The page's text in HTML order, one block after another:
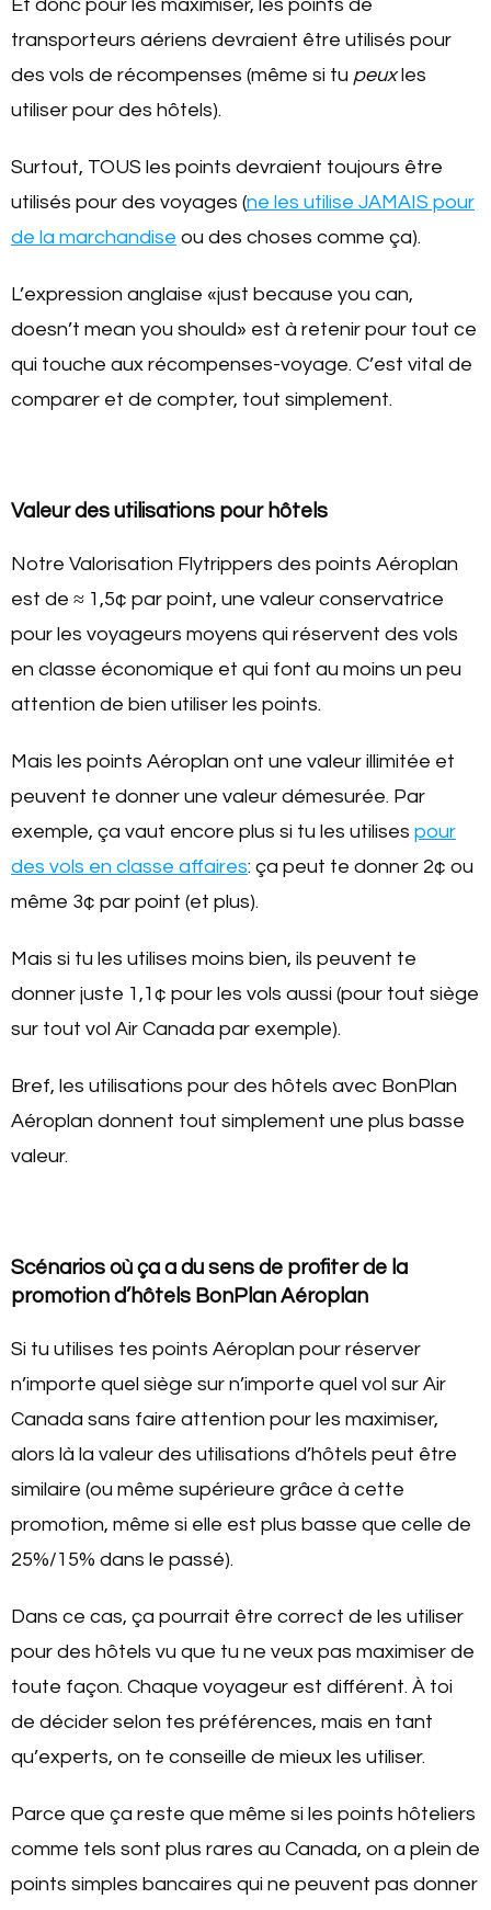
Et donc pour les maximiser, les points de
transporteurs aériens devraient être utilisés pour
des vols de récompenses (même si tu peuxles
utiliser pour des hôtels).
Surtout, TOUS les points devraient toujours être
utilisés pour des voyages (ne les utilise JAMAIS pour
de la marchandise ou des choses comme ça).
L’expression anglaise «just because you can,
doesn’t mean you should» est à retenir pour tout ce
qui touche aux récompenses-voyage. C’est vital de
comparer et de compter, tout simplement.
Valeur des utilisations pour hôtels
Notre Valorisation Flytrippers des points Aéroplan
est de ≈ 1,5¢ par point, une valeur conservatrice
pour les voyageurs moyens qui réservent des vols
en classe économique et qui font au moins un peu
attention de bien utiliser les points.
Mais les points Aéroplan ont une valeur illimitée et
peuvent te donner une valeur démesurée. Par
exemple, ça vaut encore plus si tu les utilises pour
des vols en classe affaires: ça peut te donner 2¢ ou
même 3¢ par point (et plus).
Mais si tu les utilises moins bien, ils peuvent te
donner juste 1,1¢ pour les vols aussi (pour tout siège
sur tout vol Air Canada par exemple).
Bref, les utilisations pour des hôtels avec BonPlan
Aéroplan donnent tout simplement une plus basse
valeur.
Scénarios où ça a du sens de profiter de la
promotion d’hôtels BonPlan Aéroplan
Si tu utilises tes points Aéroplan pour réserver
n’importe quel siège sur n’importe quel vol sur Air
Canada sans faire attention pour les maximiser,
alors là la valeur des utilisations d’hôtels peut être
similaire (ou même supérieure grâce à cette
promotion, même si elle est plus basse que celle de
25%/15% dans le passé).
Dans ce cas, ça pourrait être correct de les utiliser
pour des hôtels vu que tu ne veux pas maximiser de
toute façon. Chaque voyageur est différent. À toi
de décider selon tes préférences, mais en tant
qu’experts, on te conseille de mieux les utiliser.
Parce que ça reste que même si les points hôteliers
comme tels sont plus rares au Canada, on a plein de
points simples bancaires qui ne peuvent pas donner